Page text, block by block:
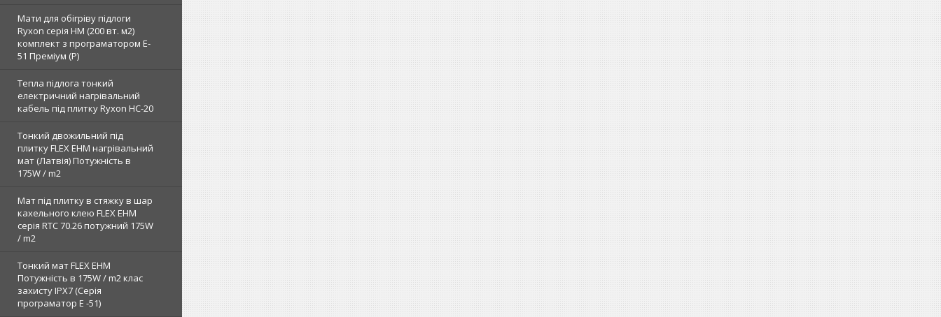
Мати для обігріву підлоги
Ryxon серія НМ (200 вт. м2)
комплект з програматором E-
51 Преміум (Р)
Тепла підлога тонкий
електричний нагрівальний
кабель під плитку Ryxon HC-20
Тонкий двожильний під
плитку FLEX EHM нагрівальний
мат (Латвія) Потужність в
175W / m2
Мат під плитку в стяжку в шар
кахельного клею FLEX EHM
серія RTC 70.26 потужний 175W
/ m2
Тонкий мат FLEX EHM
Потужність в 175W / m2 клас
захисту IPX7 (Серія
програматор Е -51)